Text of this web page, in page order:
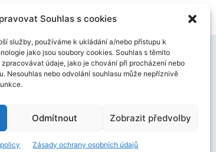
Souhlas s cookies
služby, používáme k ukládání a/nebo přístupu k
jako jsou soubory cookies. Souhlas s těmito
údaje, jako je chování při procházení nebo
Nesouhlas nebo odvolání souhlasu může nepříznivě
Odmítnout Zobrazit předvolby
Zásady ochrany osobních údajů
údajů English Polski